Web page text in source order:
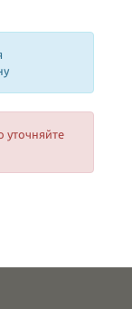
уточняйте